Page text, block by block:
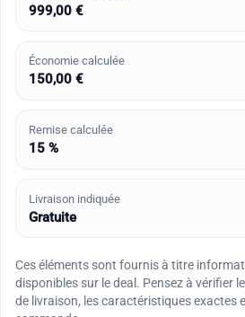
999,00 €
Économie calculée
150,00 €
Remise calculée
15 %
Livraison indiquée
Gratuite
Ces éléments sont fournis à titre
disponibles sur le deal. Pensez à vérifier
de livraison, les caractéristiques exactes